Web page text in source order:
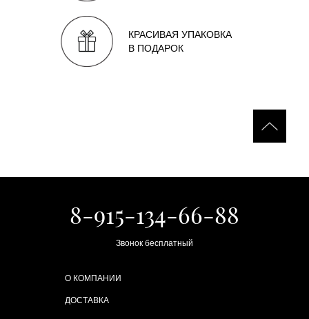
КРАСИВАЯ УПАКОВКА
В ПОДАРОК
8-915-134-66-88
Звонок бесплатный
О КОМПАНИИ
ДОСТАВКА